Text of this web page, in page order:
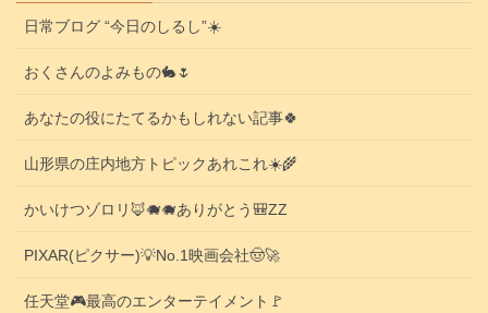
日常ブログ “今日のしるし”☀️
おくさんのよみもの🐇🌷
あなたの役にたてるかもしれない記事🍀
山形県の庄内地方トピックあれこれ☀️🌾
かいけつゾロリ🦊🐗🐗ありがとう🎒ZZ
PIXAR(ピクサー)💡No.1映画会社🤠🚀
任天堂🎮️最高のエンターテイメント🚩